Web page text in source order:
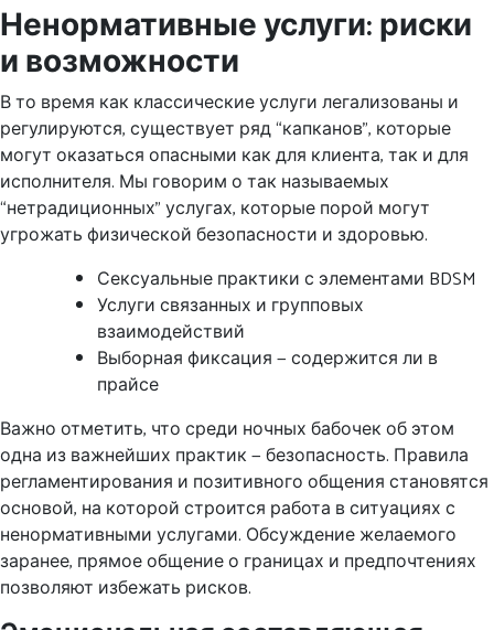
Ненормативные услуги: риски
и возможности
В то время как классические услуги легализованы и
регулируются, существует ряд “капканов”, которые
могут оказаться опасными как для клиента, так и для
исполнителя. Мы говорим о так называемых
“нетрадиционных” услугах, которые порой могут
угрожать физической безопасности и здоровью.
Сексуальные практики с элементами BDSM
Услуги связанных и групповых
взаимодействий
Выборная фиксация — содержится ли в
прайсе
Важно отметить, что среди ночных бабочек об этом
одна из важнейших практик — безопасность. Правила
регламентирования и позитивного общения становятся
основой, на которой строится работа в ситуациях с
ненормативными услугами. Обсуждение желаемого
заранее, прямое общение о границах и предпочтениях
позволяют избежать рисков.